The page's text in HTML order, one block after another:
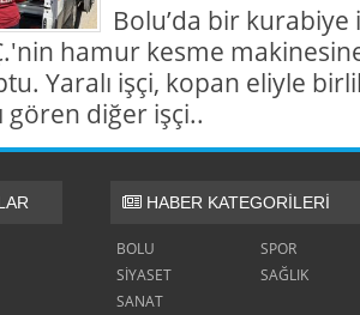
Bolu’da bir
hamur kesme
Yaralı işçi, kopan eliyle
gören diğer işçi..
HABER KATEGORİLERİ
BOLU
SPOR
SİYASET
SAĞLIK
SANAT